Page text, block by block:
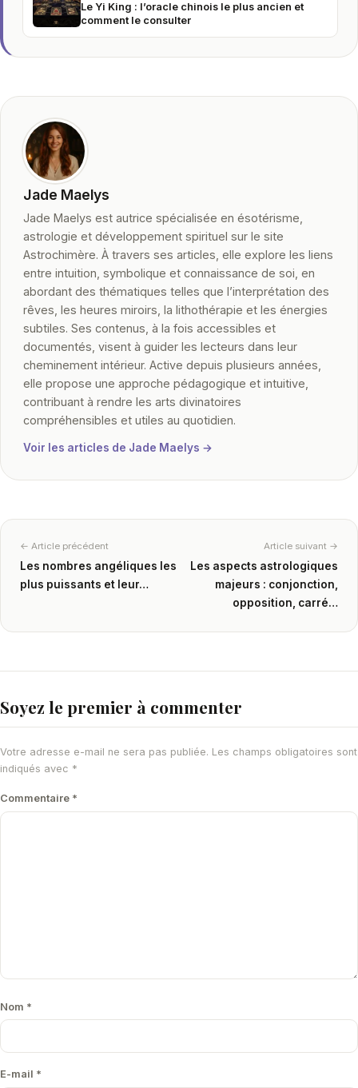
Le Yi King : l’oracle chinois le plus ancien et
comment le consulter
Jade Maelys
Jade Maelys est autrice spécialisée en ésotérisme,
astrologie et développement spirituel sur le site
Astrochimère. À travers ses articles, elle explore les liens
entre intuition, symbolique et connaissance de soi, en
abordant des thématiques telles que l’interprétation des
rêves, les heures miroirs, la lithothérapie et les énergies
subtiles. Ses contenus, à la fois accessibles et
documentés, visent à guider les lecteurs dans leur
cheminement intérieur. Active depuis plusieurs années,
elle propose une approche pédagogique et intuitive,
contribuant à rendre les arts divinatoires
compréhensibles et utiles au quotidien.
Voir les articles de Jade Maelys →
← Article précédent
Les nombres angéliques les
plus puissants et leur…
Article suivant →
Les aspects astrologiques
majeurs : conjonction,
opposition, carré…
Soyez le premier à commenter
Votre adresse e-mail ne sera pas publiée. Les champs obligatoires sont
indiqués avec *
Commentaire *
Nom *
E-mail *